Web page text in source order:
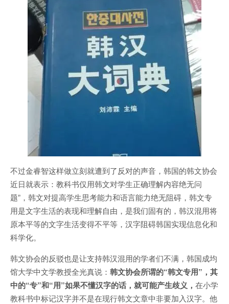
不过金睿智这样做立刻就遭到了反对的声音，韩国的韩文协会
近日就表示：教科书仅用韩文对学生正确理解内容绝无问
题”，韩文对提高学生思考能力和语言能力绝无阻碍，韩文专
用是文字生活的表现和理解自由，是我们固有的，韩汉混用将
原本平等的文字生活变得不平等，汉字阻碍韩国实现信息化和
科学化。
韩文协会的反驳也是让支持韩汉混用的学者们不满，韩国成均
馆大学中文学教授全光真说： 韩文协会所谓的“韩文专用”，其
中的“专”和“用”如果不懂汉字的话，就可能产生歧义， 在小学
教科书中标记汉字并不是在现行韩文文章中非要加入汉字。他